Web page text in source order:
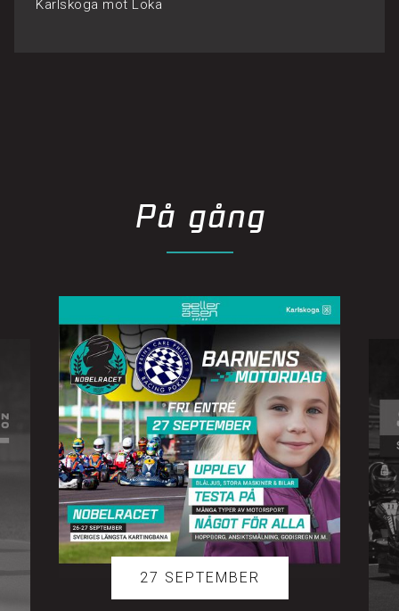
Karlskoga mot Loka
På gång
17 OKTOBER